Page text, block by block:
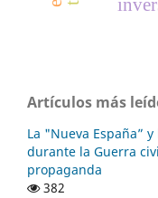
Artículos más
La "Nueva España”
durante la Guerra
propaganda
382